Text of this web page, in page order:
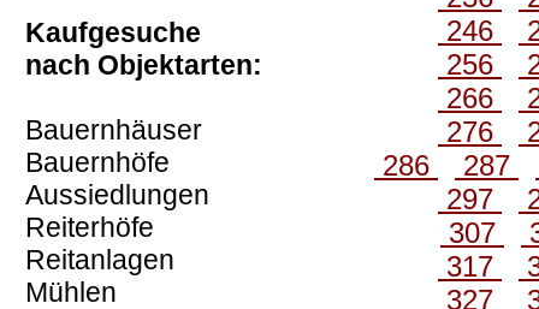
Kaufgesuche
nach Objektarten:
Bauernhäuser
Bauernhöfe
Aussiedlungen
Reiterhöfe
Reitanlagen
Mühlen
246
256
266
276
286
287
297
307
317
327